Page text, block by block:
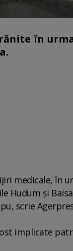
în
medicale, în
Hudum şi
scrie
implicate